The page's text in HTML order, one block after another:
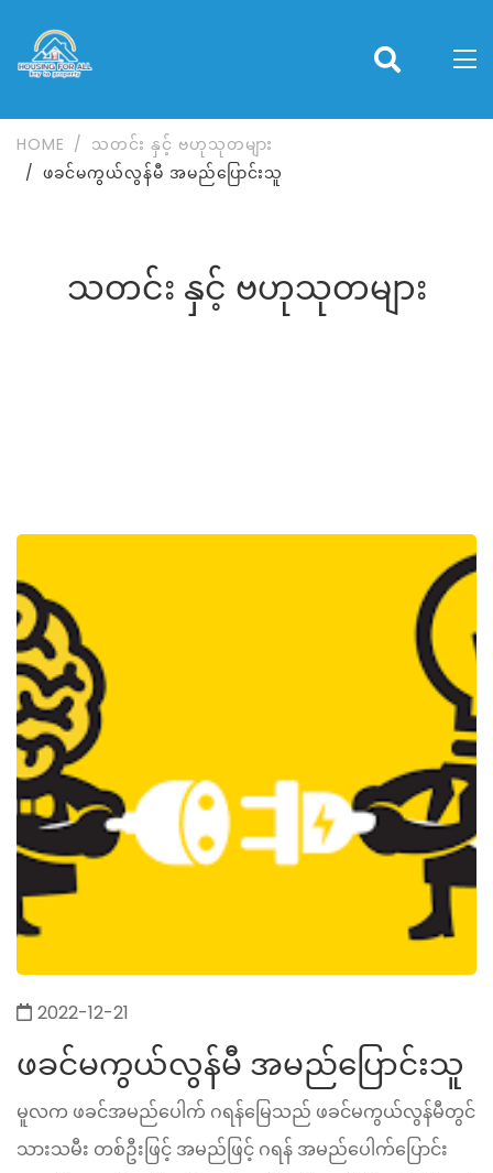
HOME
သတင်း နှင့် ဗဟုသုတများ
ဖခင်မကွယ်လွန်မီ အမည်ပြောင်းသူ
သတင်း နှင့် ဗဟုသုတများ
2022-12-21
ဖခင်မကွယ်လွန်မီ အမည်ပြောင်းသူ
မူလက ဖခင်အမည်ပေါက် ဂရန်မြေသည် ဖခင်မကွယ်လွန်မီတွင်
သားသမီး တစ်ဦးဖြင့် အမည်ဖြင့် ဂရန် အမည်ပေါက်ပြောင်း